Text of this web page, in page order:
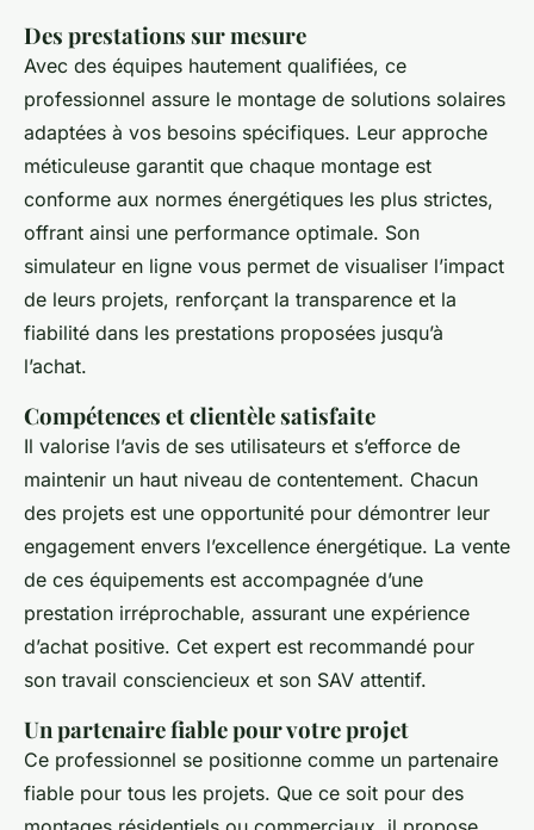
Des prestations sur mesure
Avec des équipes hautement qualifiées, ce
professionnel assure le montage de solutions solaires
adaptées à vos besoins spécifiques. Leur approche
méticuleuse garantit que chaque montage est
conforme aux normes énergétiques les plus strictes,
offrant ainsi une performance optimale. Son
simulateur en ligne vous permet de visualiser l’impact
de leurs projets, renforçant la transparence et la
fiabilité dans les prestations proposées jusqu’à
l’achat.
Compétences et clientèle satisfaite
Il valorise l’avis de ses utilisateurs et s’efforce de
maintenir un haut niveau de contentement. Chacun
des projets est une opportunité pour démontrer leur
engagement envers l’excellence énergétique. La vente
de ces équipements est accompagnée d’une
prestation irréprochable, assurant une expérience
d’achat positive. Cet expert est recommandé pour
son travail consciencieux et son SAV attentif.
Un partenaire fiable pour votre projet
Ce professionnel se positionne comme un partenaire
fiable pour tous les projets. Que ce soit pour des